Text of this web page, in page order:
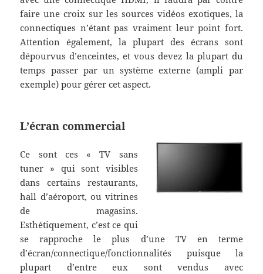
faire une croix sur les sources vidéos exotiques, la
connectiques n’étant pas vraiment leur point fort.
Attention également, la plupart des écrans sont
dépourvus d’enceintes, et vous devez la plupart du
temps passer par un système externe (ampli par
exemple) pour gérer cet aspect.
L’écran commercial
Ce sont ces « TV sans
tuner » qui sont visibles
dans certains restaurants,
hall d’aéroport, ou vitrines
de magasins.
Esthétiquement, c’est ce qui
se rapproche le plus d’une TV en terme
d’écran/connectique/fonctionnalités puisque la
plupart d’entre eux sont vendus avec